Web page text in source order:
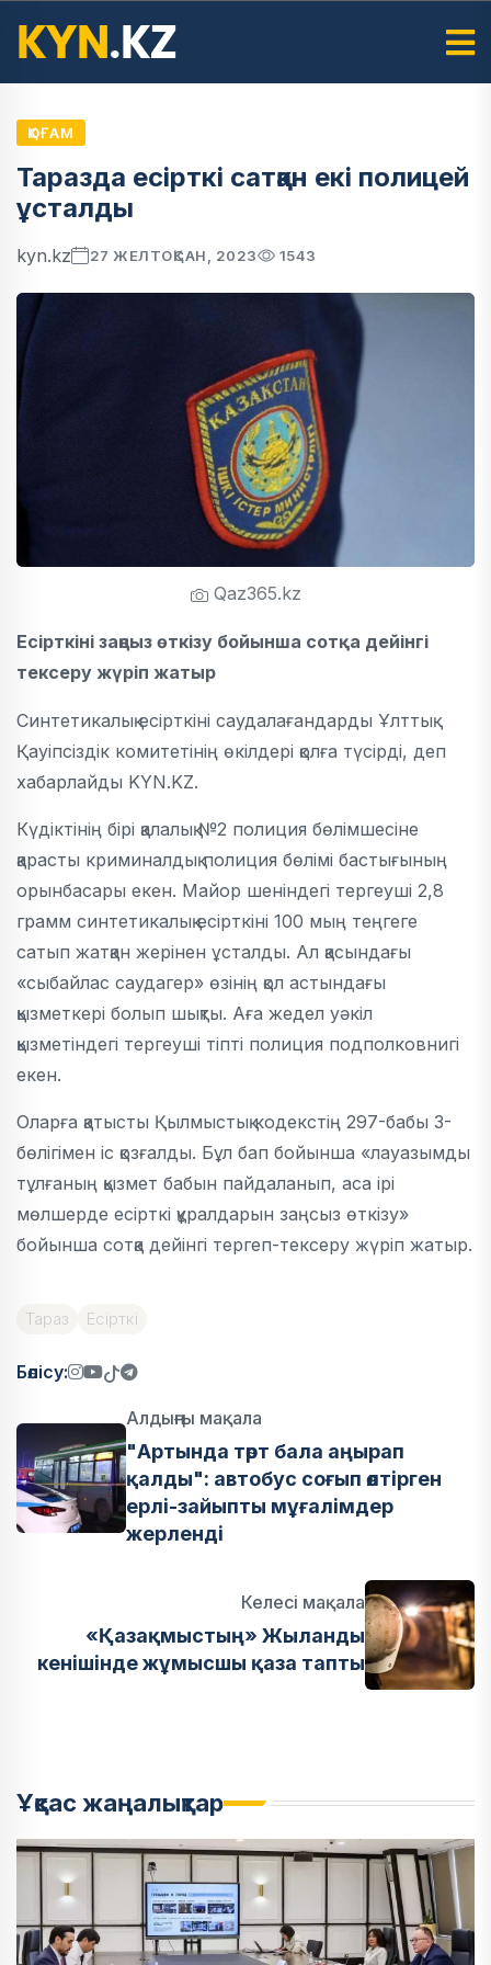
ҚОҒАМ
Таразда есірткі сатқан екі полицей
ұсталды
kyn.kz 27 ЖЕЛТОҚСАН, 2023 1543
Qaz365.kz
Есірткіні заңсыз өткізу бойынша сотқа дейінгі
тексеру жүріп жатыр
Синтетикалық есірткіні саудалағандарды Ұлттық
Қауіпсіздік комитетінің өкілдері қолға түсірді, деп
хабарлайды KYN.KZ.
Күдіктінің бірі қалалық №2 полиция бөлімшесіне
қарасты криминалдық полиция бөлімі бастығының
орынбасары екен. Майор шеніндегі тергеуші 2,8
грамм синтетикалық есірткіні 100 мың теңгеге
сатып жатқан жерінен ұсталды. Ал қасындағы
«сыбайлас саудагер» өзінің қол астындағы
қызметкері болып шықты. Аға жедел уәкіл
қызметіндегі тергеуші тіпті полиция подполковнигі
екен.
Оларға қатысты Қылмыстық кодекстің 297-бабы 3-
бөлігімен іс қозғалды. Бұл бап бойынша «лауазымды
тұлғаның қызмет бабын пайдаланып, аса ірі
мөлшерде есірткі құралдарын заңсыз өткізу»
бойынша сотқа дейінгі тергеп-тексеру жүріп жатыр.
Тараз Есірткі
Бөлісу:
Алдыңғы мақала
"Артында төрт бала аңырап
қалды": автобус соғып өлтірген
ерлі-зайыпты мұғалімдер
жерленді
Келесі мақала
«Қазақмыстың» Жыланды
кенішінде жұмысшы қаза тапты
Ұқсас жаңалықтар